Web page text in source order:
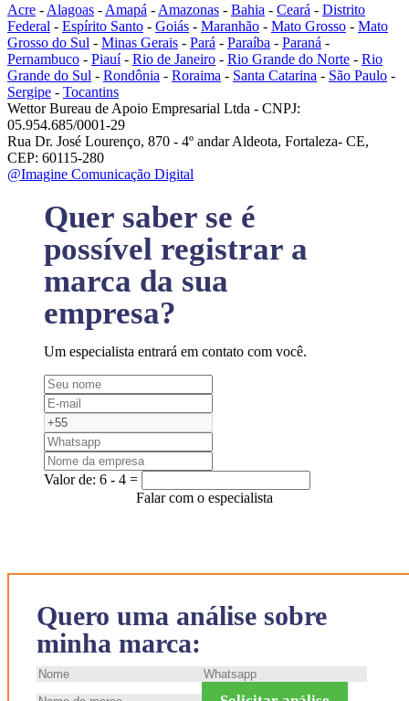
Quero uma análise sobre
minha marca:
Acre - Alagoas - Amapá - Amazonas - Bahia - Ceará - Distrito
Federal - Espírito Santo - Goiás - Maranhão - Mato Grosso - Mato
Grosso do Sul - Minas Gerais - Pará - Paraíba - Paraná -
Pernambuco - Piauí- Rio de Janeiro - Rio Grande do Norte - Rio
Grande do Sul - Rondônia - Roraima - Santa Catarina - São Paulo -
Sergipe - Tocantins
Wettor Bureau de Apoio Empresarial Ltda - CNPJ:
05.954.685/0001-29
Rua Dr. José Lourenço, 870 - 4º andar Aldeota, Fortaleza- CE,
CEP: 60115-280
@Imagine Comunicação Digital
Quer saber se é
possível registrar a
marca da sua
empresa?
Um especialista entrará em contato com você.
Valor de: 6 - 4 =
Falar com o especialista